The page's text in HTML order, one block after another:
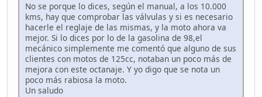
No se porque lo dices, según el manual, a los 10.000
kms, hay que comprobar las válvulas y si es necesario
hacerle el reglaje de las mismas, y la moto ahora va
mejor. Si lo dices por lo de la gasolina de 98,el
mecánico simplemente me comentó que alguno de sus
clientes con motos de 125cc, notaban un poco más de
mejora con este octanaje. Y yo digo que se nota un
poco más rabiosa la moto.
Un saludo